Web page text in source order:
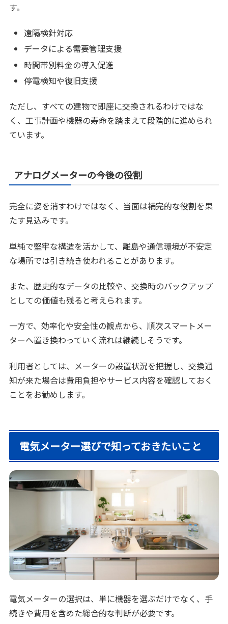
す。
遠隔検針対応
データによる需要管理支援
時間帯別料金の導入促進
停電検知や復旧支援
ただし、すべての建物で即座に交換されるわけではな
く、工事計画や機器の寿命を踏まえて段階的に進められ
ています。
アナログメーターの今後の役割
完全に姿を消すわけではなく、当面は補完的な役割を果
たす見込みです。
単純で堅牢な構造を活かして、離島や通信環境が不安定
な場所では引き続き使われることがあります。
また、歴史的なデータの比較や、交換時のバックアップ
としての価値も残ると考えられます。
一方で、効率化や安全性の観点から、順次スマートメー
ターへ置き換わっていく流れは継続しそうです。
利用者としては、メーターの設置状況を把握し、交換通
知が来た場合は費用負担やサービス内容を確認しておく
ことをお勧めします。
電気メーター選びで知っておきたいこと
電気メーターの選択は、単に機器を選ぶだけでなく、手
続きや費用を含めた総合的な判断が必要です。